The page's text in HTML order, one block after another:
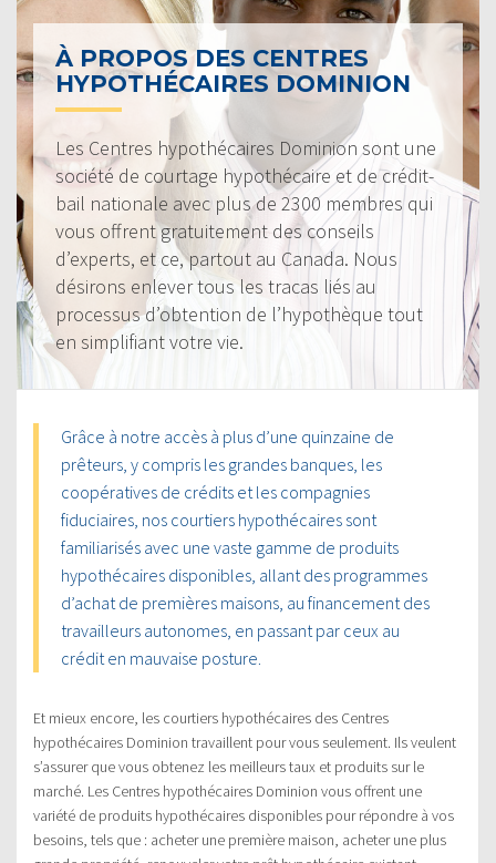
À PROPOS DES CENTRES
HYPOTHÉCAIRES DOMINION
Les Centres hypothécaires Dominion sont une
société de courtage hypothécaire et de crédit-
bail nationale avec plus de 2300 membres qui
vous offrent gratuitement des conseils
d’experts, et ce, partout au Canada. Nous
désirons enlever tous les tracas liés au
processus d’obtention de l’hypothèque tout
en simplifiant votre vie.
Grâce à notre accès à plus d’une quinzaine de
prêteurs, y compris les grandes banques, les
coopératives de crédits et les compagnies
fiduciaires, nos courtiers hypothécaires sont
familiarisés avec une vaste gamme de produits
hypothécaires disponibles, allant des programmes
d’achat de premières maisons, au financement des
travailleurs autonomes, en passant par ceux au
crédit en mauvaise posture.
Et mieux encore, les courtiers hypothécaires des Centres
hypothécaires Dominion travaillent pour vous seulement. Ils veulent
s’assurer que vous obtenez les meilleurs taux et produits sur le
marché. Les Centres hypothécaires Dominion vous offrent une
variété de produits hypothécaires disponibles pour répondre à vos
besoins, tels que : acheter une première maison, acheter une plus